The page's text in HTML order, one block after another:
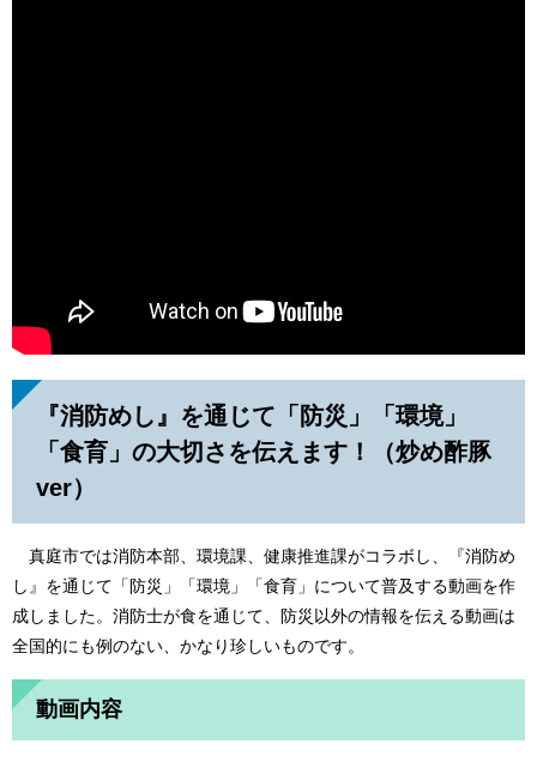
『消防めし』を通じて「防災」「環境」
「食育」の大切さを伝えます！（炒め酢豚
ver）
真庭市では消防本部、環境課、健康推進課がコラボし、『消防め
し』を通じて「防災」「環境」「食育」について普及する動画を作
成しました。消防士が食を通じて、防災以外の情報を伝える動画は
全国的にも例のない、かなり珍しいものです。
動画内容